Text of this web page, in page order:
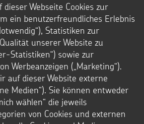
zur Aktion Dreikönigssingen
>
Webseite Cookies zur
ein benutzerfreundliches Erlebnis
Statistiken zur
unserer Website zu
Statistiken“) sowie zur
Werbeanzeigen („Marketing“).
auf dieser Website externe
Medien“). Sie können entweder
wählen“ die jeweils
von Cookies und externen